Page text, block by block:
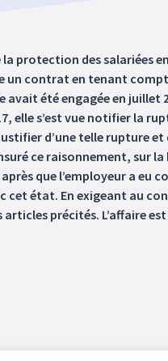
protection des salariées
contrat en tenant
été engagée en juillet
elle s’est vue notifier la
d’une telle rupture
ce raisonnement, sur
que l’employeur a eu
cet état. En exigeant au
précités. L’affaire